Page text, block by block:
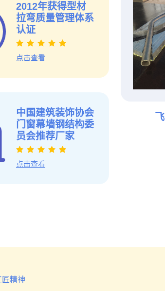
2012年获得型材
拉弯质量管理体系
认证
点击查看
中国建筑装饰协会
门窗幕墙钢结构委
员会推荐厂家
点击查看
拉弯异形材料
精神